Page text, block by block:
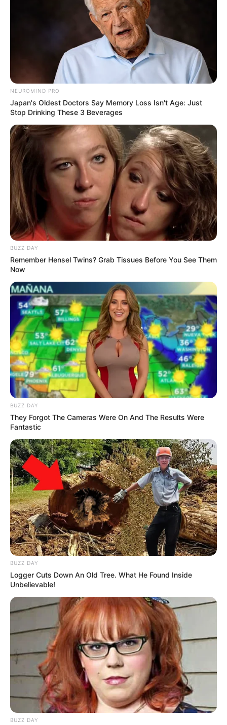
LIHAT ARTIKEL LAINNYA
13 Film Genre Survival,
Paling Seru untuk
Ditonton
5 Film yang Mirip Crows
Zero, Penuh Aksi
Menegangkan
Imperfect: Karier, Cinta &
Timbangan
Eggnoid: Cinta & Portal
Waktu
Habibie dan Ainun 3
NEUROMIND PRO
Japan's Oldest Doctors Say Memory Loss Isn't Age: Just
Stop Drinking These 3 Beverages
BUZZ DAY
Remember Hensel Twins? Grab Tissues Before You See Them
Now
BUZZ DAY
They Forgot The Cameras Were On And The Results Were
Fantastic
BUZZ DAY
Logger Cuts Down An Old Tree. What He Found Inside
Unbelievable!
BUZZ DAY